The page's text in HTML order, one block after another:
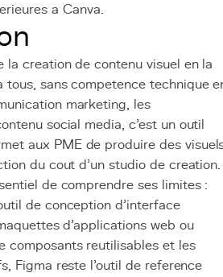
a Canva.
la creation de contenu visuel en la
tous, sans competence technique
marketing, les
social media, c'est un outil
aux PME de produire des
du cout d'un studio de creation.
de comprendre ses limites :
de conception d'interface
d'applications web ou
composants reutilisables et les
Figma reste l'outil de reference